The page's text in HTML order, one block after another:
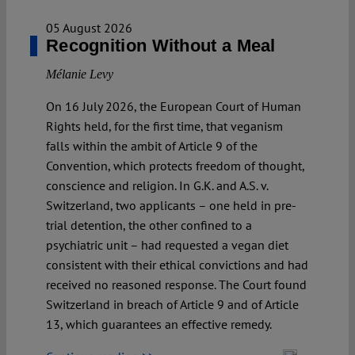
05 August 2026
Recognition Without a Meal
Mélanie Levy
On 16 July 2026, the European Court of Human
Rights held, for the first time, that veganism
falls within the ambit of Article 9 of the
Convention, which protects freedom of thought,
conscience and religion. In G.K. and A.S. v.
Switzerland, two applicants – one held in pre-
trial detention, the other confined to a
psychiatric unit – had requested a vegan diet
consistent with their ethical convictions and had
received no reasoned response. The Court found
Switzerland in breach of Article 9 and of Article
13, which guarantees an effective remedy.